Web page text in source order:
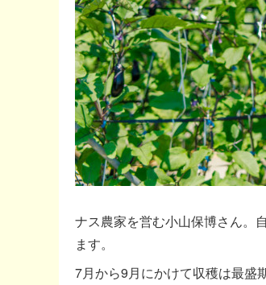
ナス農家を営む小山保博さん。
ます。
7月から9月にかけて収穫は最盛